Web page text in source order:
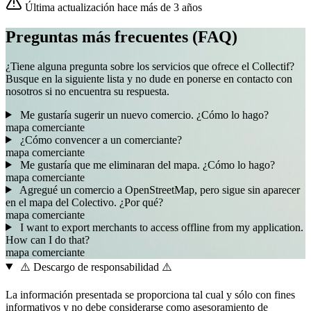
Última actualización hace más de 3 años
Preguntas más frecuentes (FAQ)
¿Tiene alguna pregunta sobre los servicios que ofrece el Collectif?
Busque en la siguiente lista y no dude en ponerse en contacto con
nosotros si no encuentra su respuesta.
Me gustaría sugerir un nuevo comercio. ¿Cómo lo hago?
mapa comerciante
¿Cómo convencer a un comerciante?
mapa comerciante
Me gustaría que me eliminaran del mapa. ¿Cómo lo hago?
mapa comerciante
Agregué un comercio a OpenStreetMap, pero sigue sin aparecer
en el mapa del Colectivo. ¿Por qué?
mapa comerciante
I want to export merchants to access offline from my application.
How can I do that?
mapa comerciante
⚠️ Descargo de responsabilidad ⚠️
La información presentada se proporciona tal cual y sólo con fines
informativos y no debe considerarse como asesoramiento de